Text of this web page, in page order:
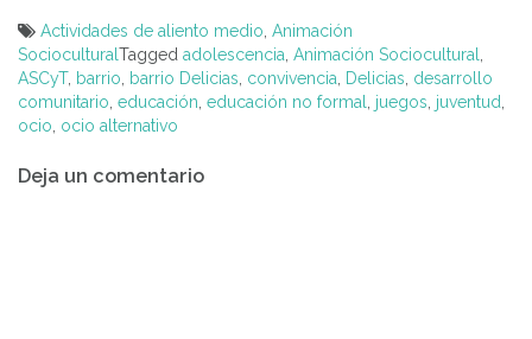
Actividades de aliento medio Animación
Sociocultural Tagged adolescencia Animación Sociocultural
ASCyT, barrio barrio Delicias convivencia Delicias desarrollo
comunitario educación educación no formal juegos juventud
ocio ocio alternativo
de
Deja un comentario